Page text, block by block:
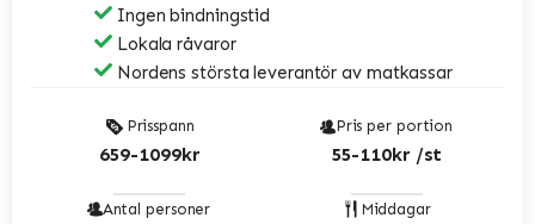
Ingen bindningstid
Lokala råvaror
Nordens största leverantör av matkassar
Prisspann
659-1099kr
Pris per portion
55-110kr /st
Antal personer Middagar